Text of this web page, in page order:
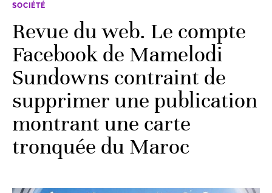
SOCIÉTÉ
Revue du web. Le compte
Facebook de Mamelodi
Sundowns contraint de
supprimer une publication
montrant une carte
tronquée du Maroc